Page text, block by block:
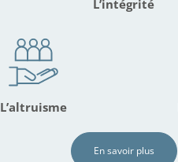
L’intégrité
L’altruisme
En savoir plus